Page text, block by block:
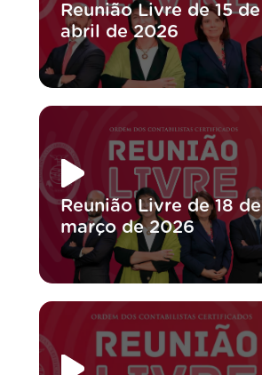
Reunião Livre de 15 de
abril de 2026
Reunião Livre de 18 de
março de 2026